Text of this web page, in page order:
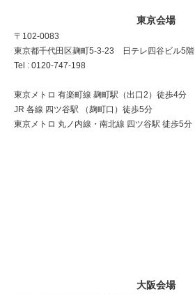
東京会場
〒102-0083
東京都千代田区麹町5-3-23 日テレ四谷ビル5階
Tel : 0120-747-198
東京メトロ 有楽町線 麹町駅（出口2）徒歩4分
JR 各線 四ツ谷駅 （麹町口）徒歩5分
東京メトロ 丸ノ内線・南北線 四ツ谷駅 徒歩5分
大阪会場